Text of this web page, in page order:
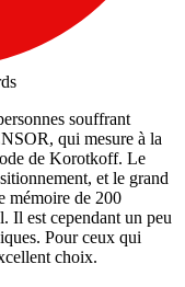
souffrant
qui mesure à la
de Korotkoff. Le
et le grand
mémoire de 200
Il est cependant un peu
Pour ceux qui
choix.